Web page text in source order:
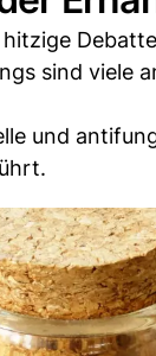
sind viele
und